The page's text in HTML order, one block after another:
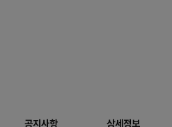
공지사항 상세정보